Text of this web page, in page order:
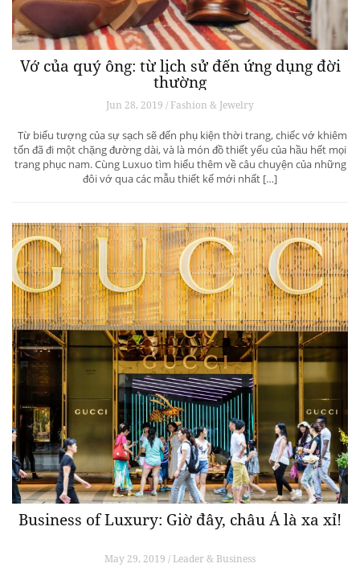
Vớ của quý ông: từ lịch sử đến ứng dụng đời
thường
Jun 28, 2019 / Fashion & Jewelry
Từ biểu tượng của sự sạch sẽ đến phụ kiện thời trang, chiếc vớ khiêm
tốn đã đi một chặng đường dài, và là món đồ thiết yếu của hầu hết mọi
trang phục nam. Cùng Luxuo tìm hiểu thêm về câu chuyện của những
đôi vớ qua các mẫu thiết kế mới nhất […]
Business of Luxury: Giờ đây, châu Á là xa xỉ!
May 29, 2019 / Leader & Business